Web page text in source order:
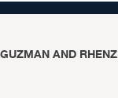
AND